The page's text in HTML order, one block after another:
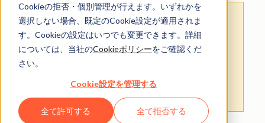
Cookieの拒否・個別管理が行えます。いずれかを
選択しない場合、既定のCookie設定が適用されま
す。Cookieの設定はいつでも変更できます。詳細
については、当社のCookieポリシーをご確認くだ
さい。
Cookie設定を管理する
全て許可する 全て拒否する
お客さまへの大切なお知らせ：膨大なサポー
ト情報を少しでも早くお客さまにお届けする
ため、本コンテンツの日本語版は人間の翻訳
者を介さない自動翻訳で提供されておりま
正確な最新情報については
の英語版をご覧ください。